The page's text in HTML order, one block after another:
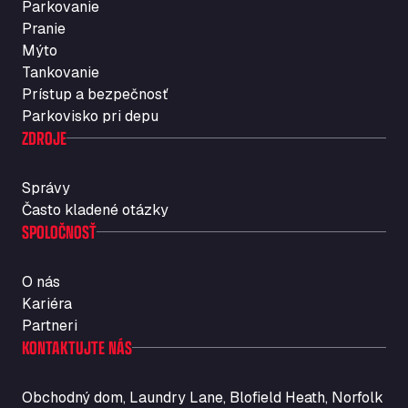
Rosario
Str. Vigentina, 205 km 5+380, 27010
Autotransit Amann
Auf dem Dreisch 8, 34346
Avin Kominis
Vasilikos Intersection E90, 46 100
Ashville Way, WA7 3EZ
AWJ Penrith Truckstop
M6 J40, Penrith Industrial Estate, CA11 9EH
Hill Barton Business park, EX5 1DR
Ballestas Flores
Ctra C 157 , 37009
Ballinluig Services
Bapaume Truck House A1
Parkovanie
Pranie
Mýto
Tankovanie
Prístup a bezpečnosť
Parkovisko pri depu
ZDROJE
Správy
Často kladené otázky
SPOLOČNOSŤ
O nás
Kariéra
Partneri
KONTAKTUJTE NÁS
Obchodný dom, Laundry Lane, Blofield Heath, Norfolk